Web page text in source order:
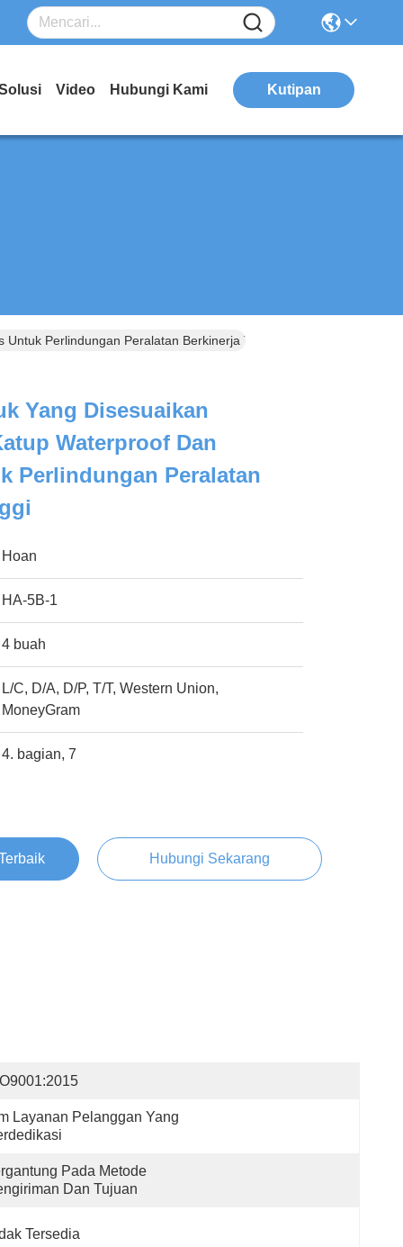
Video Hubungi Kami Kutipan
Perlindungan Peralatan Berkinerja Tinggi
Yang Disesuaikan
Waterproof Dan
Perlindungan Peralatan
Hoan
HA-5B-1
4 buah
L/C, D/A, D/P, T/T, Western Union,
MoneyGram
4. bagian, 7
Hubungi Sekarang
Layanan Pelanggan Yang
Pada Metode
Dan Tujuan
Tersedia